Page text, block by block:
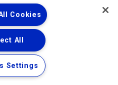
Cookies
All
Settings